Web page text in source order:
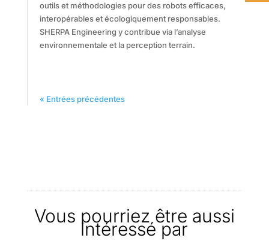
outils et méthodologies pour des robots efficaces,
interopérables et écologiquement responsables.
SHERPA Engineering y contribue via l’analyse
environnementale et la perception terrain.
« Entrées précédentes
Vous pourriez être aussi
intéressé par